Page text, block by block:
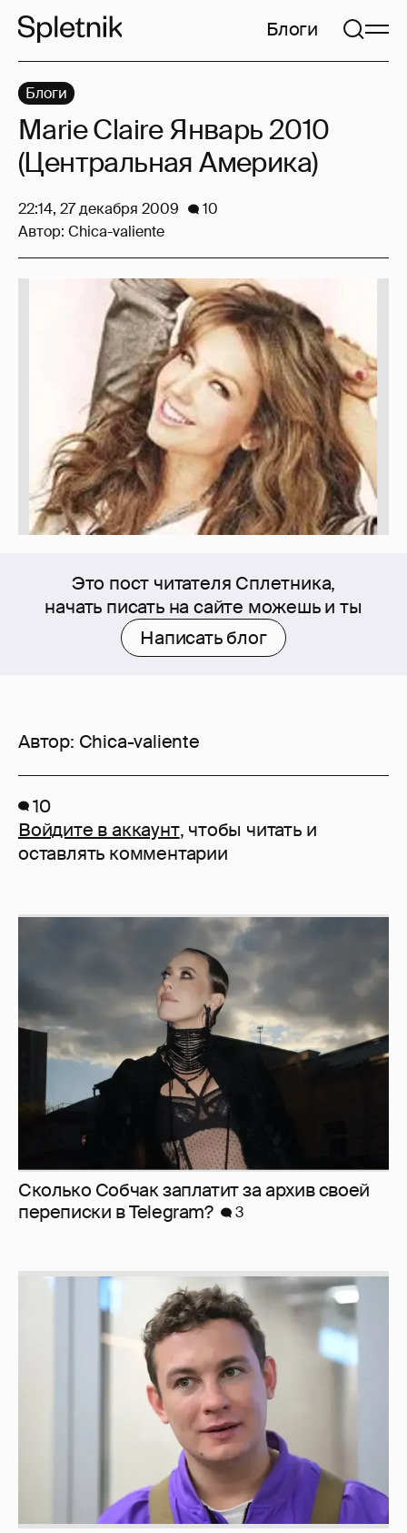
Блоги
Это пост читателя Сплетника,
начать писать на сайте можешь и ты
Написать блог
Автор: Chica-valiente
Блоги
Marie Claire Январь 2010
(Центральная Америка)
22:14, 27 декабря 2009
10
Автор: Chica-valiente
10
Войдите в аккаунт, чтобы читать и
оставлять комментарии
Сколько Собчак заплатит за архив своей
перeписки в Telegram?
3